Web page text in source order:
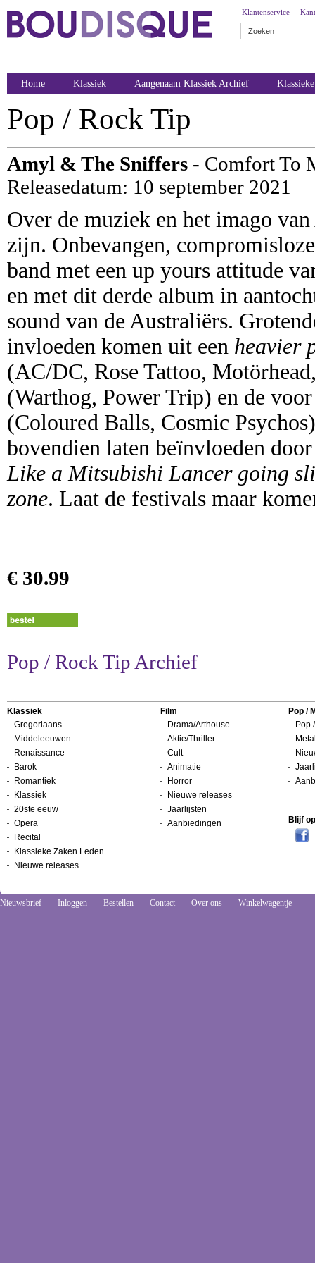
Klantenservice
Home Klassiek Aangenaam Klassiek Archief
Pop / Rock Tip
Amyl & The Sniffers - Comfort To
Releasedatum: 10 september 2021
Over de muziek en het imago
zijn. Onbevangen,
band met een up yours attitude
en met dit derde album in
sound van de Australiërs.
invloeden komen uit een heavier
(AC/DC, Rose Tattoo,
(Warthog, Power Trip) en de
(Coloured Balls, Cosmic
bovendien laten beïnvloeden
Like a Mitsubishi Lancer going
zone. Laat de festivals maar
€ 30.99
Pop / Rock Tip Archief
Klassiek
Gregoriaans
Middeleeuwen
Renaissance
Barok
Romantiek
Klassiek
20ste eeuw
Opera
Recital
Klassieke Zaken Leden
Nieuwe releases
Film
Drama/Arthouse
Aktie/Thriller
Cult
Animatie
Horror
Nieuwe releases
Jaarlijsten
Aanbiedingen
Pop /
Pop
Blijf
Nieuwsbrief Inloggen Bestellen Contact Over ons Winkelwagentje